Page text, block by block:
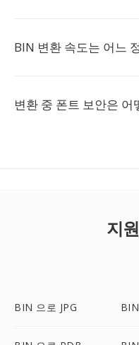
BIN 변환 속도는 어느
변환 중 폰트 보안은 어
지
BIN 으로 JPG